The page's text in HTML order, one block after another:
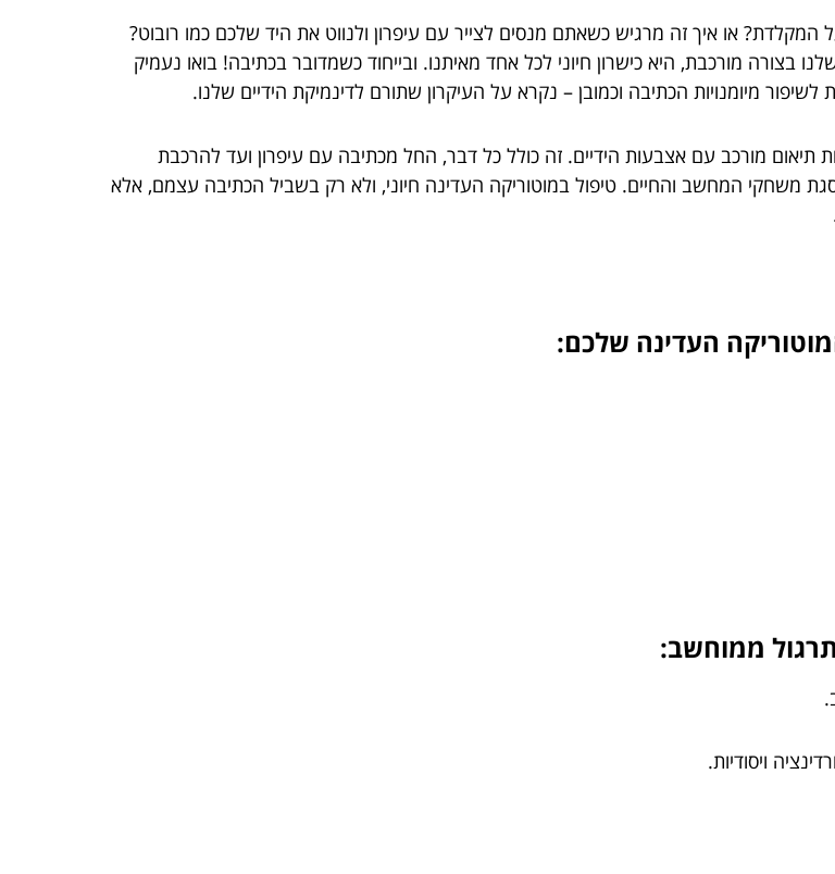
או איך זה מרגיש כשאתם מנסים לצייר עם עיפרון ולנווט את היד שלכם כמו רובוט?
בצורה מורכבת, היא כישרון חיוני לכל אחד מאיתנו. ובייחוד כשמדובר בכתיבה! בואו נעמיק
מיומנויות הכתיבה וכמובן – נקרא על העיקרון שתורם לדינמיקת הידיים שלנו.
תיאום מורכב עם אצבעות הידיים. זה כולל כל דבר, החל מכתיבה עם עיפרון ועד להרכבת
משחקי המחשב והחיים. טיפול במוטוריקה העדינה חיוני, ולא רק בשביל הכתיבה עצמם, אלא
העדינה שלכם:
ממוחשב:
ויסודיות.